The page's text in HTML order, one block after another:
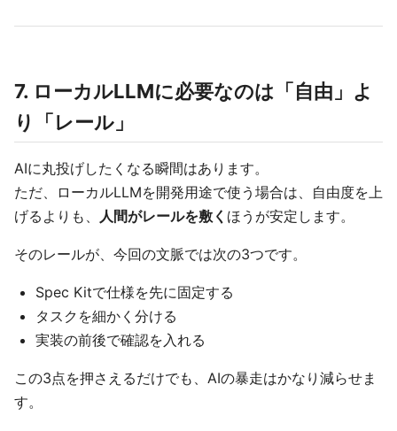
7. ローカルLLMに必要なのは「自由」よ
り「レール」
AIに丸投げしたくなる瞬間はあります。
ただ、ローカルLLMを開発用途で使う場合は、自由度を上
げるよりも、 人間がレールを敷く ほうが安定します。
そのレールが、今回の文脈では次の3つです。
Spec Kitで仕様を先に固定する
タスクを細かく分ける
実装の前後で確認を入れる
この3点を押さえるだけでも、AIの暴走はかなり減らせま
す。